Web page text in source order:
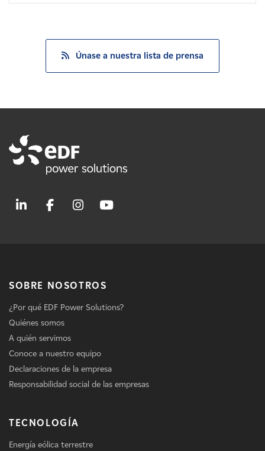
Únase a nuestra lista de prensa
SOBRE NOSOTROS
¿Por qué EDF Power Solutions?
Quiénes somos
A quién servimos
Conoce a nuestro equipo
Declaraciones de la empresa
Responsabilidad social de las empresas
TECNOLOGÍA
Energía eólica terrestre